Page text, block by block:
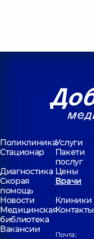
ПоликлиникаУслуги
Стационар
Пакети
послуг
Диагностика Цены
Скорая
помощь
Врачи
Новости
Клиники
Медицинская
библиотека
Контакты
Вакансии
Почта: